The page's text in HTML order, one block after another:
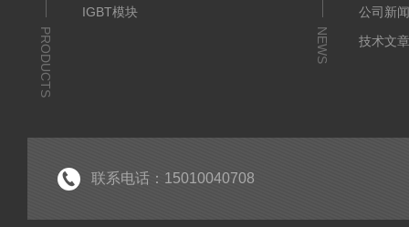
PRODUCTS
IGBT模块
NEWS
公司新
技术文
联系电话：15010040708